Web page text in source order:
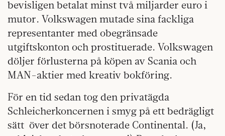
bevisligen betalat minst två miljarder euro i
mutor. Volkswagen mutade sina fackliga
representanter med obegränsade
utgiftskonton och prostituerade. Volkswagen
döljer förlusterna på köpen av Scania och
MAN-aktier med kreativ bokföring.
För en tid sedan tog den privatägda
Schleicherkoncernen i smyg på ett bedrägligt
sätt över det börsnoterade Continental. (Ja,